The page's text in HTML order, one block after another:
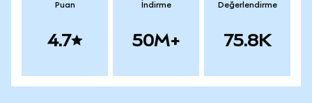
Puan
4.7
İndirme
50M+
Değerlendirme
75.8K